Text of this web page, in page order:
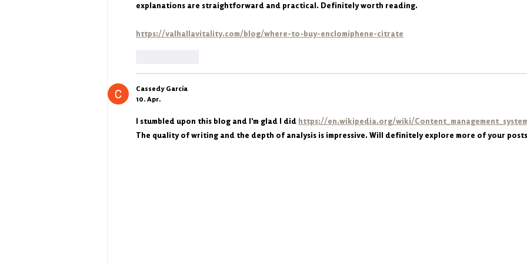
explanations are straightforward and practical. Definitely worth reading.
https://valhallavitality.com/blog/where-to-buy-enclomiphene-citrate
Cassedy Garcia
10. Apr.
I stumbled upon this blog and I'm glad I did https://en.wikipedia.org/wiki/
The quality of writing and the depth of analysis is impressive. Will definitely explore more of your